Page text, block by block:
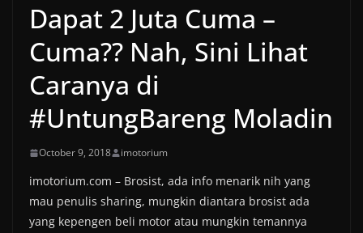
Dapat 2 Juta Cuma –
Cuma?? Nah, Sini Lihat
Caranya di
#UntungBareng Moladin
October 9, 2018 imotorium
imotorium.com – Brosist, ada info menarik nih yang
mau penulis sharing, mungkin diantara brosist ada
yang kepengen beli motor atau mungkin temannya